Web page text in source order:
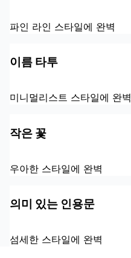
파인 라인 스타일에 완벽
이름 타투
미니멀리스트 스타일에 완벽
작은 꽃
우아한 스타일에 완벽
의미 있는 인용문
섬세한 스타일에 완벽